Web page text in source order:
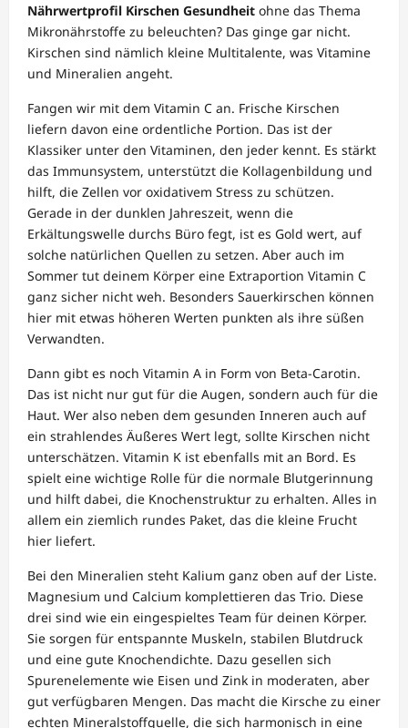
Nährwertprofil Kirschen Gesundheit ohne das Thema
Mikronährstoffe zu beleuchten? Das ginge gar nicht.
Kirschen sind nämlich kleine Multitalente, was Vitamine
und Mineralien angeht.
Fangen wir mit dem Vitamin C an. Frische Kirschen
liefern davon eine ordentliche Portion. Das ist der
Klassiker unter den Vitaminen, den jeder kennt. Es stärkt
das Immunsystem, unterstützt die Kollagenbildung und
hilft, die Zellen vor oxidativem Stress zu schützen.
Gerade in der dunklen Jahreszeit, wenn die
Erkältungswelle durchs Büro fegt, ist es Gold wert, auf
solche natürlichen Quellen zu setzen. Aber auch im
Sommer tut deinem Körper eine Extraportion Vitamin C
ganz sicher nicht weh. Besonders Sauerkirschen können
hier mit etwas höheren Werten punkten als ihre süßen
Verwandten.
Dann gibt es noch Vitamin A in Form von Beta-Carotin.
Das ist nicht nur gut für die Augen, sondern auch für die
Haut. Wer also neben dem gesunden Inneren auch auf
ein strahlendes Äußeres Wert legt, sollte Kirschen nicht
unterschätzen. Vitamin K ist ebenfalls mit an Bord. Es
spielt eine wichtige Rolle für die normale Blutgerinnung
und hilft dabei, die Knochenstruktur zu erhalten. Alles in
allem ein ziemlich rundes Paket, das die kleine Frucht
hier liefert.
Bei den Mineralien steht Kalium ganz oben auf der Liste.
Magnesium und Calcium komplettieren das Trio. Diese
drei sind wie ein eingespieltes Team für deinen Körper.
Sie sorgen für entspannte Muskeln, stabilen Blutdruck
und eine gute Knochendichte. Dazu gesellen sich
Spurenelemente wie Eisen und Zink in moderaten, aber
gut verfügbaren Mengen. Das macht die Kirsche zu einer
echten Mineralstoffquelle, die sich harmonisch in eine